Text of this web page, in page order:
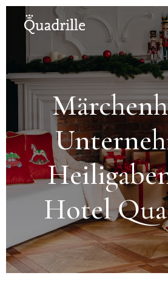
Hotel für
Zimmer
Pakete
SPA
Weißes Kaninchen
Konferenzen
Hotel